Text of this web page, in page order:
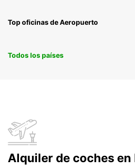
Top oficinas de Aeropuerto
Todos los países
Alquiler de coches